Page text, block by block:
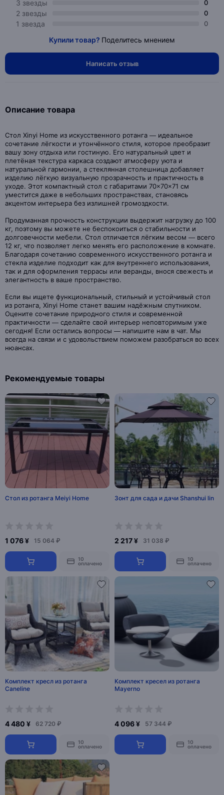
3 звезды 0
2 звезды 0
1 звезда 0
Купили товар? Поделитесь мнением
Написать отзыв
Описание товара
Стол Xinyi Home из искусственного ротанга — идеальное
сочетание лёгкости и утончённого стиля, которое преобразит
вашу зону отдыха или гостиную. Его натуральный цвет и
плетёная текстура каркаса создают атмосферу уюта и
натуральной гармонии, а стеклянная столешница добавляет
изделию лёгкую визуальную прозрачность и практичность в
уходе. Этот компактный стол с габаритами 70×70×71 см
уместится даже в небольших пространствах, становясь
акцентом интерьера без излишней громоздкости.
Продуманная прочность конструкции выдержит нагрузку до 100
кг, поэтому вы можете не беспокоиться о стабильности и
долговечности мебели. Стол отличается лёгким весом — всего
12 кг, что позволяет легко менять его расположение в комнате.
Благодаря сочетанию современного искусственного ротанга и
стекла изделие подходит как для внутреннего использования,
так и для оформления террасы или веранды, внося свежесть и
элегантность в ваше пространство.
Если вы ищете функциональный, стильный и устойчивый стол
из ротанга, Xinyi Home станет вашим надёжным спутником.
Оцените сочетание природного стиля и современной
практичности — сделайте свой интерьер неповторимым уже
сегодня! Если остались вопросы — напишите нам в чат. Мы
всегда на связи и с удовольствием поможем разобраться во всех
нюансах.
Рекомендуемые товары
Стол из ротанга Meiyi Home
1 076 ¥ 15 064 ₽
10
оплачено
Зонт для сада и дачи Shanshui lin
2 217 ¥ 31 038 ₽
10
оплачено
Комплект кресл из ротанга
Сaneline
4 480 ¥ 62 720 ₽
10
оплачено
Комплект кресел из ротанга
Mayerno
4 096 ¥ 57 344 ₽
10
оплачено